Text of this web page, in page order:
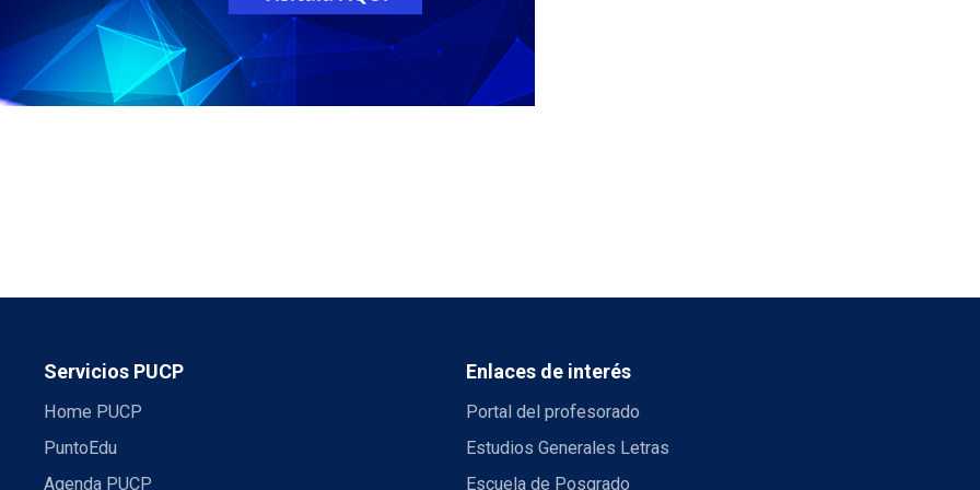
Servicios PUCP
Home PUCP
PuntoEdu
Agenda PUCP
Enlaces de interés
Portal del profesorado
Estudios Generales Letras
Escuela de Posgrado